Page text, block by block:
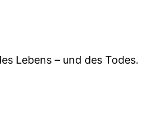
Lebens – und des Todes.